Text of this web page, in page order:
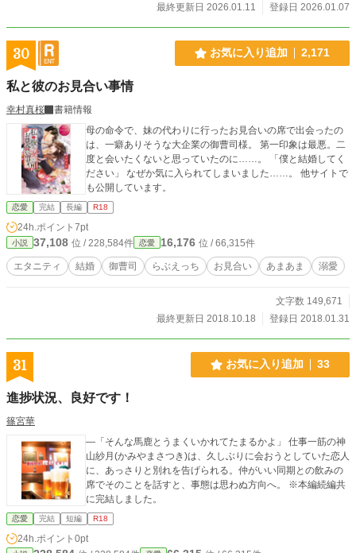
最終更新日 2026.01.11
登録日 2026.01.07
30 お気に入り追加 2,171
私と彼のお見合い事情
幸村真桜
書籍情報
母の命令で、妹の代わりに行ったお見合いの席で出会ったの
は、一癖ありそうな大企業の御曹司様。 第一印象は最悪。二
度と会いたくないと思っていたのに……。 「僕と結婚してく
ださい」 なぜか気に入られてしまいました……。 他サイトで
も公開しています。
恋愛 完結 長編 R18
24h.ポイント 7pt
小説 37,108 位 / 228,584件 恋愛 16,176 位 / 66,315件
エタニティ 結婚 御曹司 らぶえっち お見合い あまあま 溺愛
文字数 149,671
最終更新日 2018.10.18
登録日 2018.01.31
31 お気に入り追加 33
進捗状況、良好です！
篠宮華
—「そんな馬鹿とうまくいかれてたまるかよ」 仕事一筋の神
山紗月(かみやまさつき)は、久しぶりに会おうとしていた恋人
に、あっさりと別れを告げられる。仲がいい同期との飲みの
席でそのことを話すと、事態は思わぬ方向へ。 ※本編続編共
に完結しました。
恋愛 完結 短編 R18
24h.ポイント 0pt